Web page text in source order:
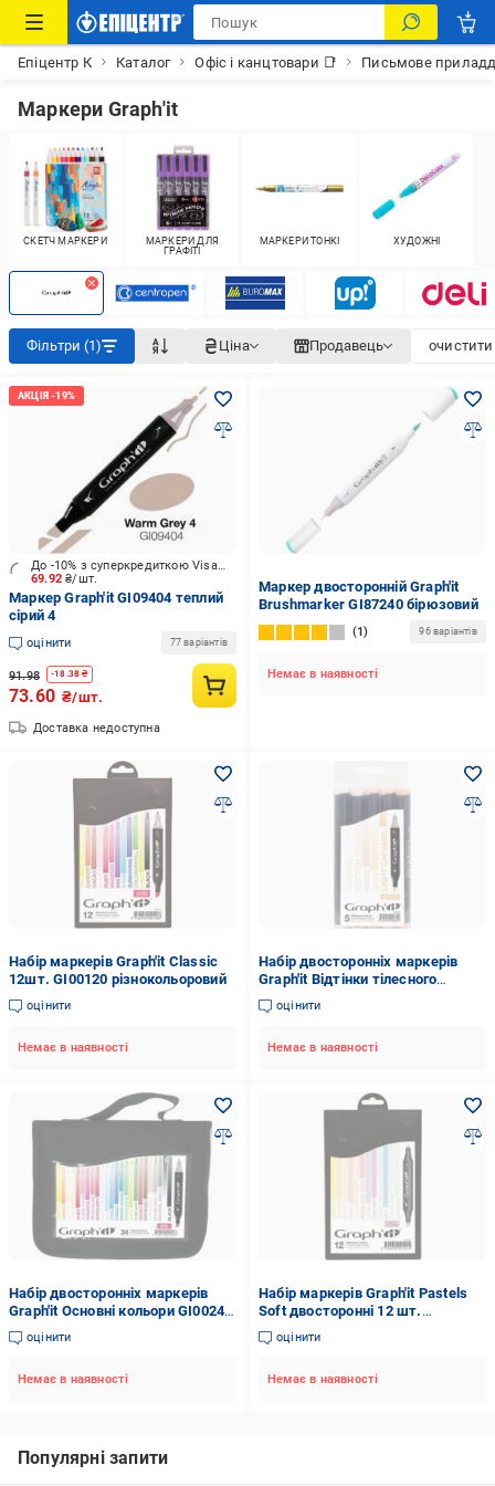
Епіцентр К Каталог Офіс і канцтовари 📑 Письмове
Маркери Graph'it
СКЕТЧ МАРКЕРИ
МАРКЕРИ ДЛЯ
ГРАФІТІ
МАРКЕРИ ТОНКІ ХУДОЖНІ
Фільтри (1) Ціна Продавець очистити
69.92₴/шт.
До -10% з суперкредиткою Visa Вигода
Маркер Graph'it GI09404 теплий
сірий 4
оцінити 77 варіантів
91.98 -18.38 ₴
73.60 ₴/шт.
Доставка недоступна
Маркер двосторонній Graph'it
Brushmarker GI87240 бірюзовий
1 96 варіантів
Немає в наявності
Набір маркерів Graph'it Classic
12шт. GI00120 різнокольоровий
оцінити
Немає в наявності
Набір двосторонніх маркерів
Graph'it Відтінки тілесного
GI00082 тілесний
оцінити
Немає в наявності
Набір двосторонніх маркерів
Graph'it Основні кольори GI00240
різнокольоровий
оцінити
Немає в наявності
Набір маркерів Graph'it Pastels
Soft двосторонні 12 шт.
різнокольоровий
оцінити
Немає в наявності
Популярні запити